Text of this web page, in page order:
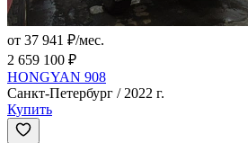
от 37 941 ₽/мес.
2 659 100 ₽
HONGYAN 908
Санкт-Петербург / 2022 г.
Купить